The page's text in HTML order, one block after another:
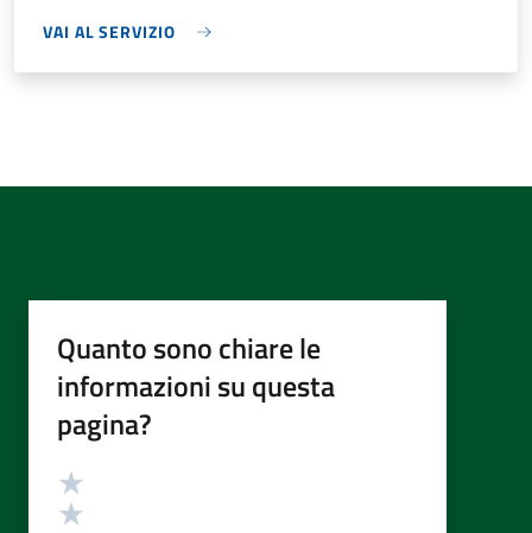
VAI AL SERVIZIO
Quanto sono chiare le
informazioni su questa
pagina?
Valutazione